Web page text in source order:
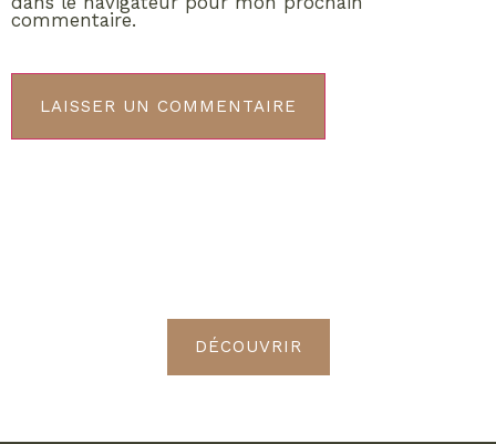
commentaire.
DÉCOUVRIR